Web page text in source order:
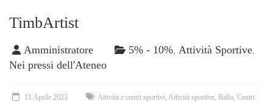
TimbArtist
Amministratore 5% - 10%, Attività Sportive,
Nei pressi dell'Ateneo
11 Aprile 2023 Attività e centri sportivi Attività sportive Ballo Centri